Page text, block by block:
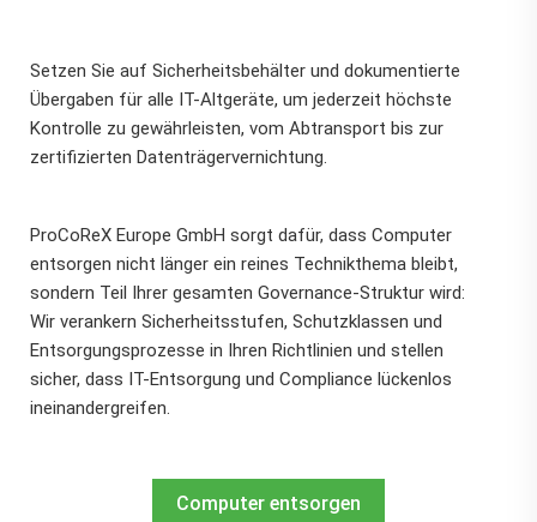
Setzen Sie auf Sicherheitsbehälter und dokumentierte
Übergaben für alle IT-Altgeräte, um jederzeit höchste
Kontrolle zu gewährleisten, vom Abtransport bis zur
zertifizierten Datenträgervernichtung.
ProCoReX Europe GmbH sorgt dafür, dass Computer
entsorgen nicht länger ein reines Technikthema bleibt,
sondern Teil Ihrer gesamten Governance-Struktur wird:
Wir verankern Sicherheitsstufen, Schutzklassen und
Entsorgungsprozesse in Ihren Richtlinien und stellen
sicher, dass IT-Entsorgung und Compliance lückenlos
ineinandergreifen.
Computer entsorgen